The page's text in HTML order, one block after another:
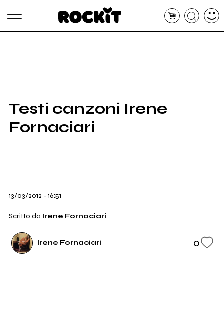
SHOP
RADIO
Testi canzoni Irene
Fornaciari
13/03/2012 - 16:51
Scritto da Irene Fornaciari
Irene Fornaciari 0